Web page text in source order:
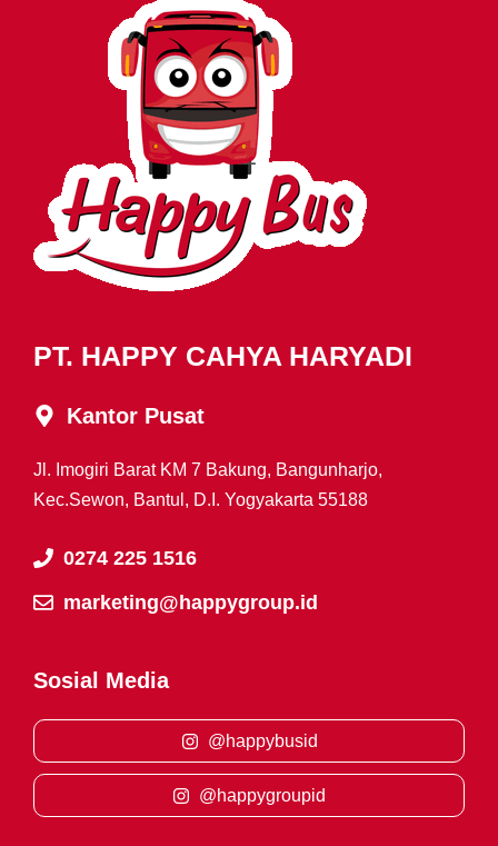
PT. HAPPY CAHYA HARYADI
Kantor Pusat
Jl. Imogiri Barat KM 7 Bakung, Bangunharjo,
Kec.Sewon, Bantul, D.I. Yogyakarta 55188
0274 225 1516
marketing@happygroup.id
Sosial Media
@happybusid
@happygroupid